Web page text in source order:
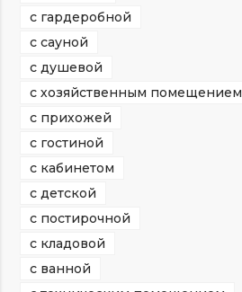
с гардеробной
с сауной
с душевой
с хозяйственным помещением
с прихожей
с гостиной
с кабинетом
с детской
с постирочной
с кладовой
с ванной